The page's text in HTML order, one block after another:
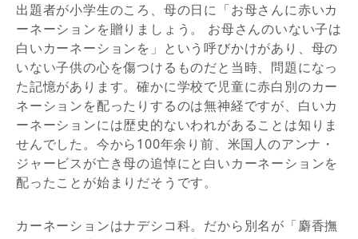
出題者が小学生のころ、母の日に「お母さんに赤いカ
ーネーションを贈りましょう。 お母さんのいない子は
白いカーネーションを」という呼びかけがあり、母の
いない子供の心を傷つけるものだと当時、問題になっ
た記憶があります。確かに学校で児童に赤白別のカー
ネーションを配ったりするのは無神経ですが、白いカ
ーネーションには歴史的ないわれがあることは知りま
せんでした。今から100年余り前、米国人のアンナ・
ジャービスが亡き母の追悼にと白いカーネーションを
配ったことが始まりだそうです。
カーネーションはナデシコ科。だから別名が「麝香撫